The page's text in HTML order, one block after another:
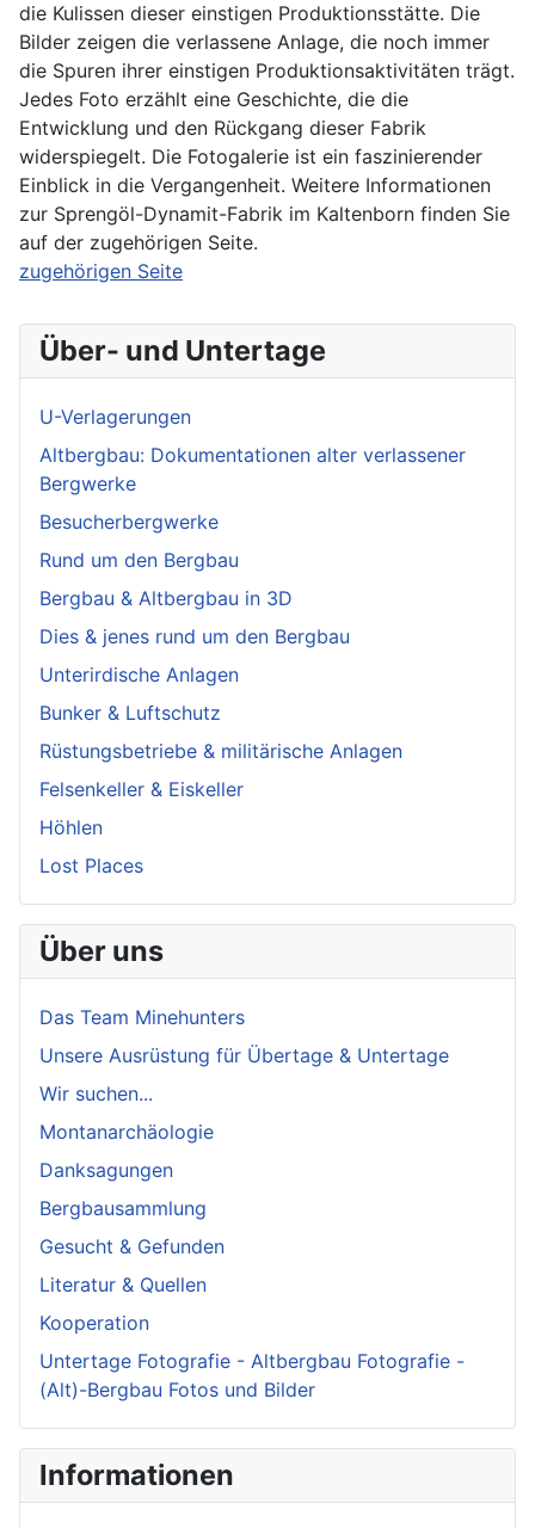
die Kulissen dieser einstigen Produktionsstätte. Die
Bilder zeigen die verlassene Anlage, die noch immer
die Spuren ihrer einstigen Produktionsaktivitäten trägt.
Jedes Foto erzählt eine Geschichte, die die
Entwicklung und den Rückgang dieser Fabrik
widerspiegelt. Die Fotogalerie ist ein faszinierender
Einblick in die Vergangenheit. Weitere Informationen
zur Sprengöl-Dynamit-Fabrik im Kaltenborn finden Sie
auf der zugehörigen Seite.
zugehörigen Seite
Über- und Untertage
U-Verlagerungen
Altbergbau: Dokumentationen alter verlassener
Bergwerke
Besucherbergwerke
Rund um den Bergbau
Bergbau & Altbergbau in 3D
Dies & jenes rund um den Bergbau
Unterirdische Anlagen
Bunker & Luftschutz
Rüstungsbetriebe & militärische Anlagen
Felsenkeller & Eiskeller
Höhlen
Lost Places
Über uns
Das Team Minehunters
Unsere Ausrüstung für Übertage & Untertage
Wir suchen...
Montanarchäologie
Danksagungen
Bergbausammlung
Gesucht & Gefunden
Literatur & Quellen
Kooperation
Untertage Fotografie - Altbergbau Fotografie -
(Alt)-Bergbau Fotos und Bilder
Informationen